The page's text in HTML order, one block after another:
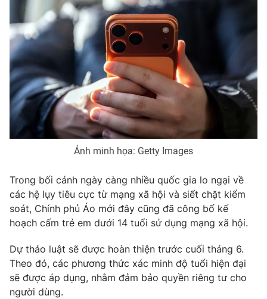
Câu chuyện quốc tế
Thị trường
Góc doanh nghiệp
Truyền hình
Phim VTV
Hậu trường
Nhân vật
Khán giả
Giải trí
Điện ảnh
Âm nhạc
Sao
Đời sống
Du lịch
Chất lượng cuộc sống
Giáo dục
Học trực tuyến
Công nghệ
Hitech Công nghệ tương lai
Sản phẩm
Thị trường
Tư vấn
Giao lưu trực tuyến
Lịch phát sóng
Chuyên mục khác
Ảnh minh họa: Getty Images
Trong bối cảnh ngày càng nhiều quốc gia lo ngại về
các hệ lụy tiêu cực từ mạng xã hội và siết chặt kiểm
soát, Chính phủ Áo mới đây cũng đã công bố kế
hoạch cấm trẻ em dưới 14 tuổi sử dụng mạng xã hội.
Dự thảo luật sẽ được hoàn thiện trước cuối tháng 6.
Theo đó, các phương thức xác minh độ tuổi hiện đại
sẽ được áp dụng, nhằm đảm bảo quyền riêng tư cho
người dùng.